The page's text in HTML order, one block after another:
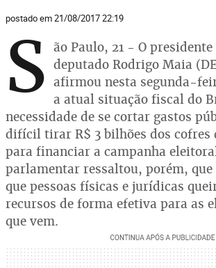
postado em 21/08/2017 22:19
S ão Paulo, 21 - O
deputado Rodrigo Maia
afirmou nesta segunda-
a atual situação fiscal do
necessidade de se cortar gastos
difícil tirar R$ 3 bilhões dos cofres
para financiar a campanha
parlamentar ressaltou, porém,
que pessoas físicas e jurídicas
recursos de forma efetiva para as
que vem.